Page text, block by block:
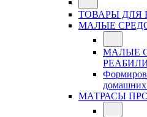
ТОВАРЫ ДЛЯ
МАЛЫЕ
МАЛЫЕ
домашних
МАТРАСЫ